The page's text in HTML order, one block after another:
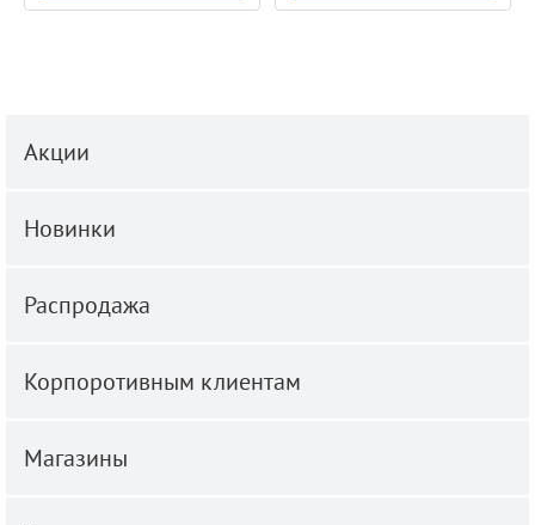
Акции
Новинки
Распродажа
Корпоротивным клиентам
Магазины